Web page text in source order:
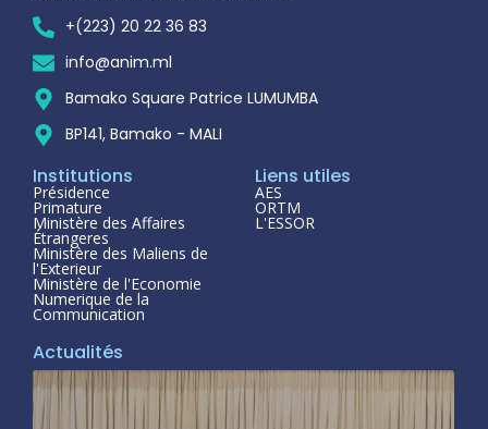
+(223) 20 22 36 83
info@anim.ml
Bamako Square Patrice LUMUMBA
BP141, Bamako - MALI
Institutions
Présidence
Primature
Ministère des Affaires
Étrangeres
Ministère des Maliens de
l'Exterieur
Ministère de l'Economie
Numerique de la
Communication
Liens utiles
AES
ORTM
L'ESSOR
Actualités